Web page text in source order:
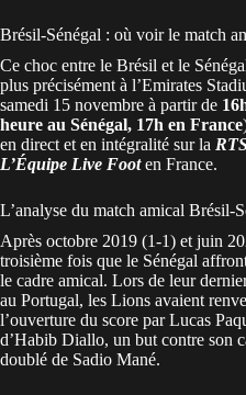
Brésil-Sénégal : où voir le match
Ce choc entre le Brésil et le
plus précisément à l’Emirates
samedi 15 novembre à partir de
heure au Sénégal, 17h en France
en direct et en intégralité sur la
L’Équipe Live Footen France.
L’analyse du match amical Brésil-
Après octobre 2019 (1-1) et juin
troisième fois que le Sénégal
le cadre amical. Lors de leur
au Portugal, les Lions avaient
l’ouverture du score par Lucas
d’Habib Diallo, un but contre son
doublé de Sadio Mané.